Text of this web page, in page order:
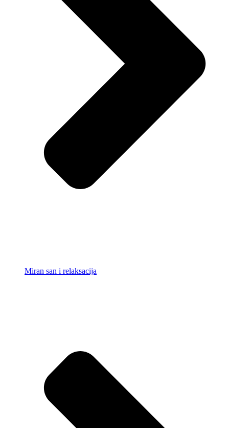
Miran san i relaksacija